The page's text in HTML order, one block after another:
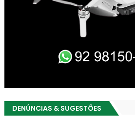
DENÚNCIAS & SUGESTÕES